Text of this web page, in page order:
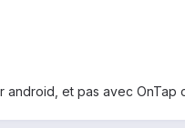
et pas avec OnTap